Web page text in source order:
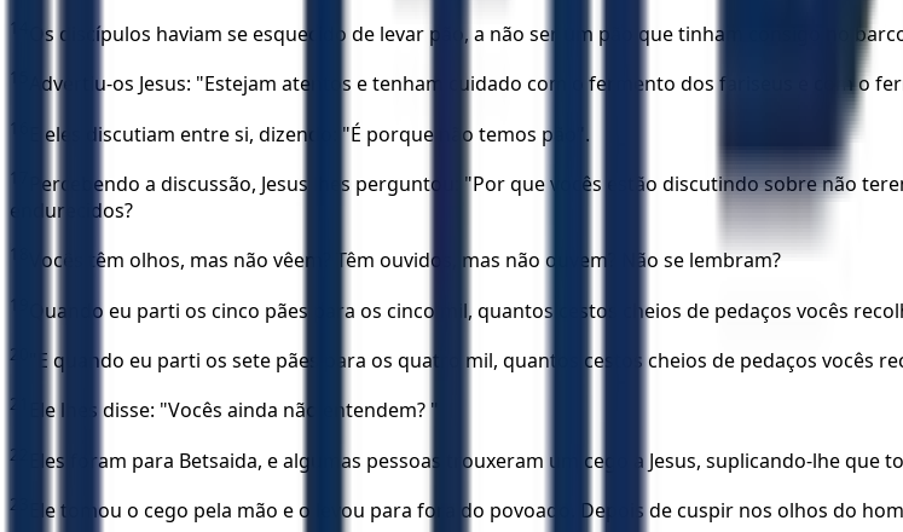
14 Os discípulos haviam se esquecido de levar pão, a não ser um pão que tinham consigo no
15 Advertiu-os Jesus: "Estejam atentos e tenham cuidado com o fermento dos fariseus e com o
16 E eles discutiam entre si, dizendo: "É porque não temos pão".
17
Percebendo a discussão, Jesus lhes perguntou: "Por que vocês estão discutindo sobre não
endurecidos?
18 Vocês têm olhos, mas não vêem? Têm ouvidos, mas não ouvem? Não se lembram?
19 Quando eu parti os cinco pães para os cinco mil, quantos cestos cheios de pedaços vocês
20 "E quando eu parti os sete pães para os quatro mil, quantos cestos cheios de pedaços vocês
21 Ele lhes disse: "Vocês ainda não entendem? "
22 Eles foram para Betsaida, e algumas pessoas trouxeram um cego a Jesus, suplicando-lhe que
23 Ele tomou o cego pela mão e o levou para fora do povoado. Depois de cuspir nos olhos do